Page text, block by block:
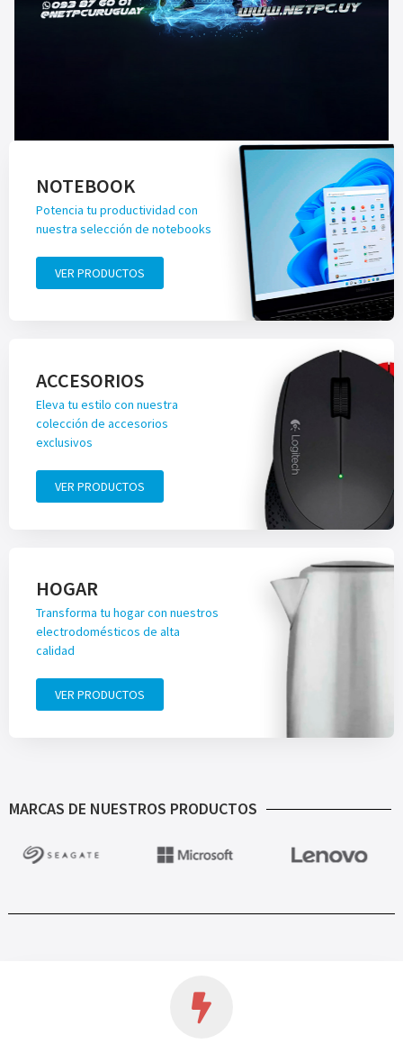
NOTEBOOK
Potencia tu productividad con
nuestra selección de notebooks
VER PRODUCTOS
ACCESORIOS
Eleva tu estilo con nuestra
colección de accesorios
exclusivos
VER PRODUCTOS
HOGAR
Transforma tu hogar con nuestros
electrodomésticos de alta
calidad
VER PRODUCTOS
MARCAS DE NUESTROS PRODUCTOS